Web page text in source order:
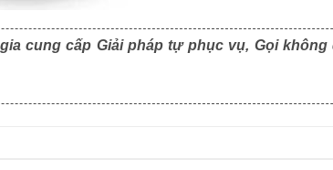
cung cấp Giải pháp tự phục vụ, Gọi